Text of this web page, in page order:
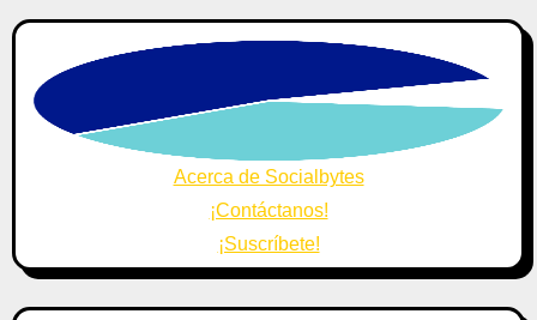
Acerca de Socialbytes
¡Contáctanos!
¡Suscríbete!